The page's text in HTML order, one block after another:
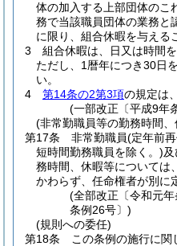
体の加入する上部団体のこ
務で当該職員団体の業務と
に限り、組合休暇を与える
3
組合休暇は、日又は時間
ただし、1暦年につき30日
い。
4
第14条の2第3項の規定は
(一部改正〔平成9年
(非常勤職員等の勤務時間、
第17条
非常勤職員(定年前
短時間勤務職員を除く。)
務時間、休暇等については、
かわらず、任命権者が別に
(全部改正〔令和元
条例26号〕)
(規則への委任)
第18条
この条例の施行に